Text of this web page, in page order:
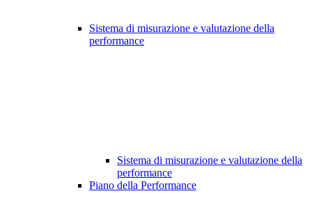
Sistema di misurazione e valutazione della
performance
Sistema di misurazione e valutazione della
performance
Piano della Performance